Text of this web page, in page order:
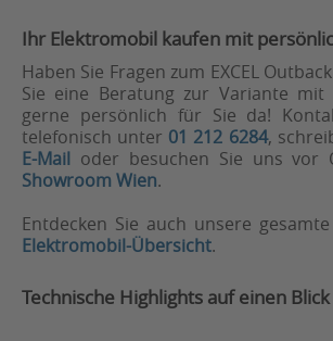
Ihr Elektromobil kaufen mit
Haben Sie Fragen zum EXCEL
Sie eine Beratung zur Variante mit
gerne persönlich für Sie da!
telefonisch unter 01 212 6284,
E-Mail oder besuchen Sie uns vor
Showroom Wien.
Entdecken Sie auch unsere
Elektromobil-Übersicht.
Technische Highlights auf einen Blick